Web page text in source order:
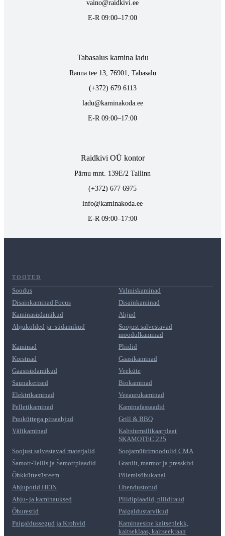
vaino@raidkivi.ee
E-R 09:00–17:00
Tabasalus kamina ladu
Ranna tee 13, 76901, Tabasalu
(+372) 679 6113
ladu@kaminakoda.ee
E-R 09:00–17:00
Raidkivi OÜ kontor
Pärnu mnt. 139E/2 Tallinn
(+372) 677 6975
info@kaminakoda.ee
E-R 09:00–17:00
TOOTED
Soodus
Valmiskaminad
Disainkaminad Focus
Disainkaminad
Kaminasüdamikud
Ahjud
Ahjukolded ja -südamikud
Soojust salvestavad
moodulkaminad
Kaminad
Pliidid
Korstnad
Gaasikaminad
Gaasisüdamikud
Veeküte
Saunakerised
Biokaminad
Elektrikaminad
Veeaurukaminad
Pelletikaminad
Kaminafassaadid
Puuküttega pitsaahjud
Grill & BBQ
Välikaminad
Kaltsiumsilikaatplaat
SKAMOTEC 225
Soojust salvestavad materjalid
Soojamüürimoodulid CMA
Šamott-Tellis ja Šamottplaadid
Graniit, marmor ja presskivi
Õhkküttesüsteem
Põlemisõhukanal
Ahjupotid HEIN
Ühendustorud
Ahju- ja kaminauksed
Pliidiplaadid, pliidiraud
Õhurestid
Paigaldustarvikud
Paigaldussegud ja Krohvid
Kaminaesine kaitseplekk,
kaitseklaas, kaitseekraan